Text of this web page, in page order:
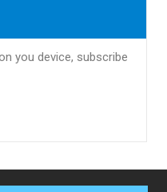
you device, subscribe